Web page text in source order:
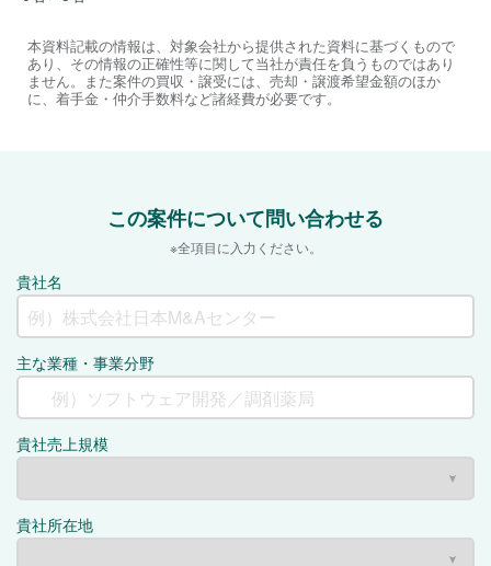
本資料記載の情報は、対象会社から提供された資料に基づくもので
あり、その情報の正確性等に関して当社が責任を負うものではあり
ません。また案件の買収・譲受には、売却・譲渡希望金額のほか
に、着手金・仲介手数料など諸経費が必要です。